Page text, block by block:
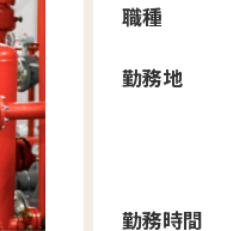
職種
勤務地
勤務時間